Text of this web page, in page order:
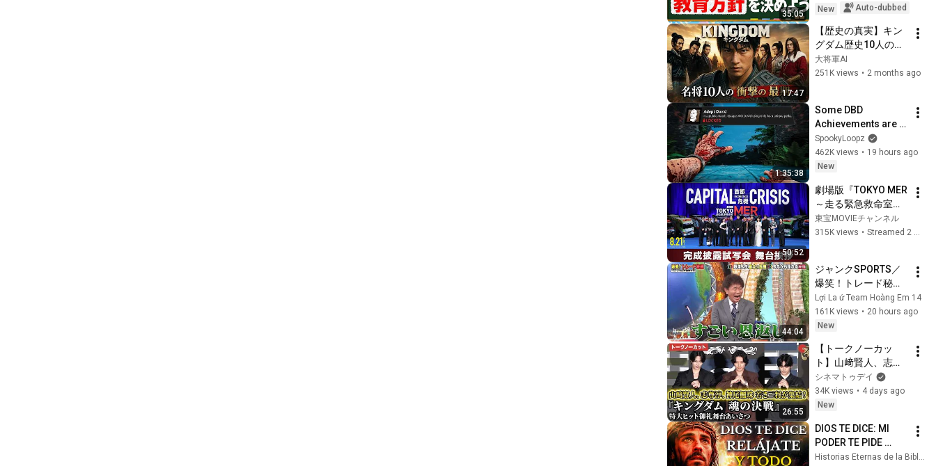
35:05
New
Auto-dubbed
17:47
【歴史の真実】キン
グダム歴史10人の衝
撃の最期 ~AI再現~
大将軍AI
251K views • 2 months ago
1:35:38
Some DBD
Achievements are
Ridiculous! - Ep. 2
SpookyLoopz
462K views • 19 hours ago
New
50:52
劇場版『TOKYO MER
～走る緊急救命室～
CAPITAL CRISIS』完
成披露試写会 舞台挨
東宝MOVIEチャンネル
315K views •
44:04
ジャンクSPORTS／
爆笑！トレード秘話
「野球人生最大の転
機」
🅵🆄🅻🅻🆂🅷🅾🆆
Lợi La ứ Team Hoàng Em 14
161K views • 20 hours ago
New
26:55
【トークノーカッ
ト】山﨑賢人、志尊
淳、神尾楓珠、南海
キャンディーズ・山
里亮太が登壇！映画
戦』特大ヒット御礼
舞台あいさつ
シネマトゥデイ
34K views • 4 days ago
New
DIOS TE DICE: MI
PODER TE PIDE
RELÁJARTE Y